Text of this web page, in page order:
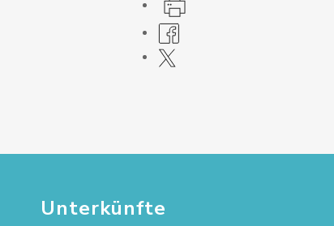
Unterkünfte